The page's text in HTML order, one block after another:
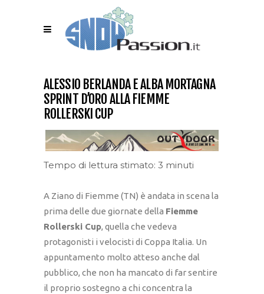
ALESSIO BERLANDA E ALBA MORTAGNA
SPRINT D’ORO ALLA FIEMME
ROLLERSKI CUP
Tempo di lettura stimato: 3 minuti
A Ziano di Fiemme (TN) è andata in scena la
prima delle due giornate della Fiemme
Rollerski Cup, quella che vedeva
protagonisti i velocisti di Coppa Italia. Un
appuntamento molto atteso anche dal
pubblico, che non ha mancato di far sentire
il proprio sostegno a chi concentra la